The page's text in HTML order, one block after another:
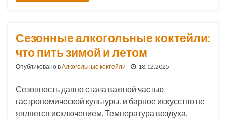
Сезонные алкогольные коктейли:
что пить зимой и летом
Опубликовано вАлкогольные коктейли 18.12.2025
Сезонность давно стала важной частью
гастрономической культуры, и барное искусство не
является исключением. Температура воздуха,